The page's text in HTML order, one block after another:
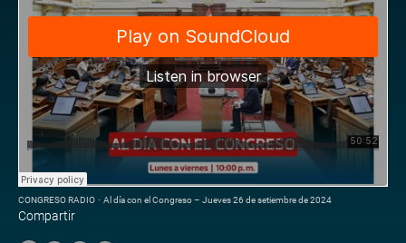
CONGRESO RADIO · Al día con el Congreso – Jueves 26 de setiembre de 2024
Compartir